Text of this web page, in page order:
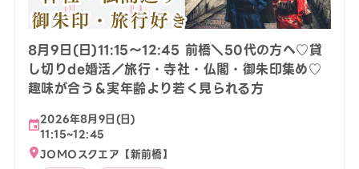
8月9日(日)11:15〜12:45 前橋＼50代の方へ♡貸
し切りde婚活／旅行・寺社・仏閣・御朱印集め♡
趣味が合う＆実年齢より若く見られる方
2026年8月9日(日)
11:15~12:45
JOMOスクエア【新前橋】